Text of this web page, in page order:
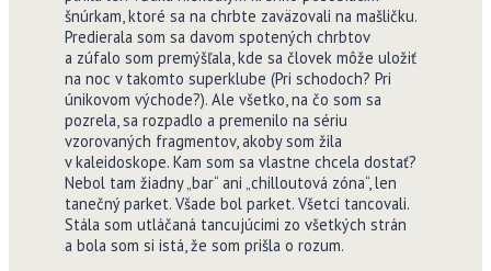
šnúrkam, ktoré sa na chrbte zaväzovali na mašličku.
Predierala som sa davom spotených chrbtov
a zúfalo som premýšľala, kde sa človek môže uložiť
na noc v takomto superklube (Pri schodoch? Pri
únikovom východe?). Ale všetko, na čo som sa
pozrela, sa rozpadlo a premenilo na sériu
vzorovaných fragmentov, akoby som žila
v kaleidoskope. Kam som sa vlastne chcela dostať?
Nebol tam žiadny „bar“ ani „chilloutová zóna“, len
tanečný parket. Všade bol parket. Všetci tancovali.
Stála som utláčaná tancujúcimi zo všetkých strán
a bola som si istá, že som prišla o rozum.